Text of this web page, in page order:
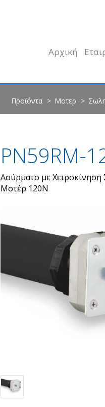
Προϊόντα Μοτερ
PN59RM-
Ασύρματο με
Μοτέρ 120Ν
Αρχική